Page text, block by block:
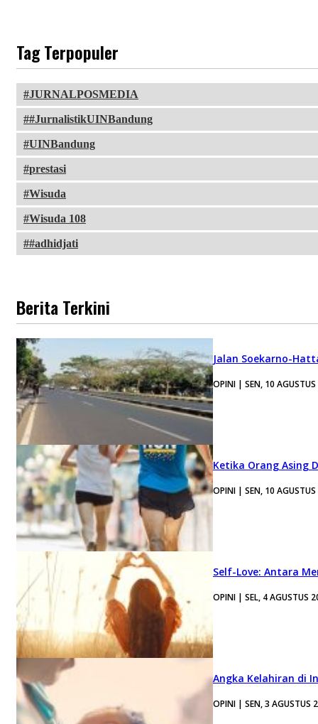
Tag Terpopuler
JURNALPOSMEDIA
#JurnalistikUINBandung
UINBandung
prestasi
Wisuda
Wisuda 108
#adhidjati
Berita Terkini
Jalan Soekarno-
OPINI | SEN, 10
Ketika Orang Asing
OPINI | SEN, 10
Self-Love: Antara
OPINI | SEL, 4 AGUSTUS
Angka Kelahiran di
OPINI | SEN, 3 AGUSTUS